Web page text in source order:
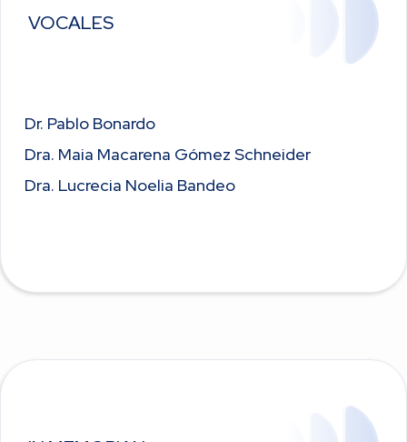
VOCALES
Dr. Pablo Bonardo
Dra. Maia Macarena Gómez Schneider
Dra. Lucrecia Noelia Bandeo